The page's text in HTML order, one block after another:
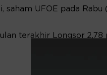
saham UFOE pada
terakhir Longsor